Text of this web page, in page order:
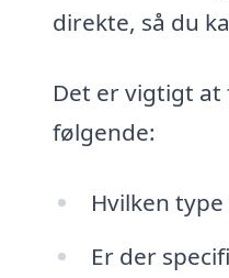
direkte, så du
Det er vigtigt
følgende:
Hvilken
Er der